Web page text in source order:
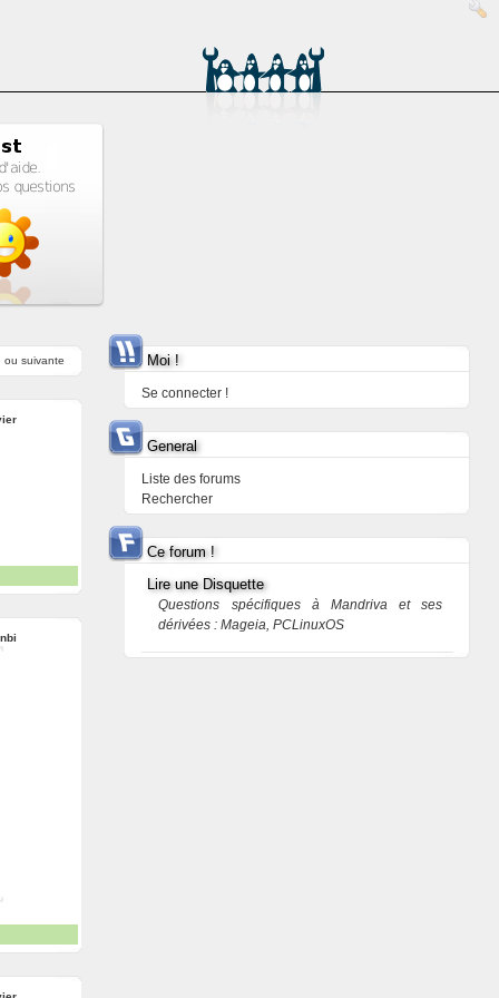
ou suivante Moi !
Se connecter !
General
Liste des forums
Rechercher
Ce forum !
Lire une Disquette
Questions spécifiques à Mandriva et ses
dérivées : Mageia, PCLinuxOS